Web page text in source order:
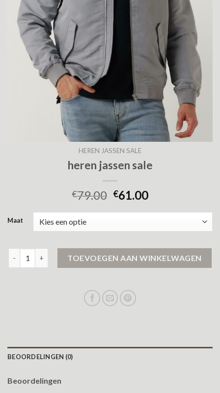
HEREN JASSEN SALE
heren jassen sale
€79.00 €61.00
Maat
TOEVOEGEN AAN WINKELWAGEN
BEOORDELINGEN (0)
Beoordelingen